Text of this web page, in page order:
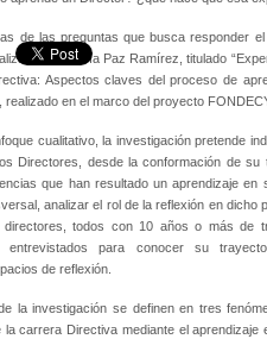
de las preguntas que busca responder
por María Paz Ramírez, titulado
Aspectos claves del proceso de
realizado en el marco del proyecto
cualitativo, la investigación pretende
Directores, desde la conformación de su
que han resultado un aprendizaje en
analizar el rol de la reflexión en dicho
todos con 10 años o más de
entrevistados para conocer su
de reflexión.
la investigación se definen en tres
la carrera Directiva mediante el